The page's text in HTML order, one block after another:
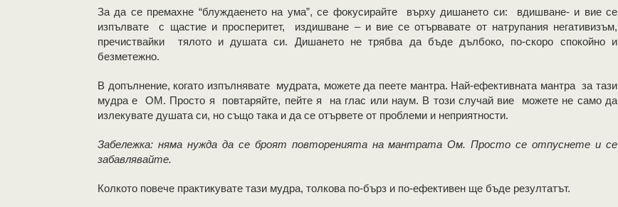
За да се премахне “блуждаенето на ума”, се фокусирайте върху дишането си: вдишване- и вие се
изпълвате с щастие и просперитет, издишване – и вие се отървавате от натрупания негативизъм,
пречиствайки тялото и душата си. Дишането не трябва да бъде дълбоко, по-скоро спокойно и
безметежно.
В допълнение, когато изпълнявате мудрата, можете да пеете мантра. Най-ефективната мантра за тази
мудра е ОМ. Просто я повтаряйте, пейте я на глас или наум. В този случай вие можете не само да
излекувате душата си, но също така и да се отървете от проблеми и неприятности.
Забележка: няма нужда да се броят повторенията на мантрата Ом. Просто се отпуснете и се
забавлявайте.
Колкото повече практикувате тази мудра, толкова по-бърз и по-ефективен ще бъде резултатът.